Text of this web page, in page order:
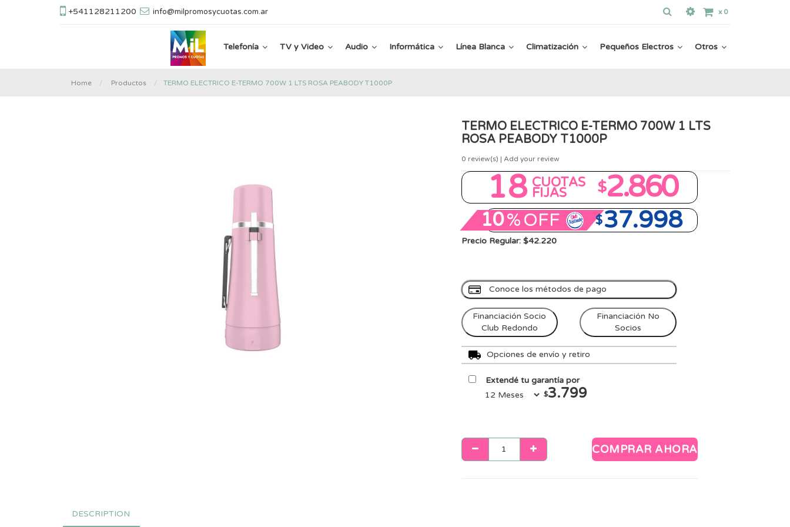
+541128211200 info@milpromosycuotas.com.ar x 0
Telefonía TV y Video Audio Informática Línea Blanca Climatización Pequeños Electros Otros
Home Productos TERMO ELECTRICO E-TERMO 700W 1 LTS ROSA PEABODY T1000P
TERMO ELECTRICO E-TERMO 700W 1 LTS
ROSA PEABODY T1000P
0 review(s) | Add your review
18 CUOTAS
FIJAS $2.860
10%OFF $37.998
Precio Regular: $42.220
Conoce los métodos de pago
Financiación Socio
Club Redondo
Financiación No
Socios
Opciones de envío y retiro
Extendé tu garantía por
$3.799
COMPRAR AHORA
DESCRIPTION